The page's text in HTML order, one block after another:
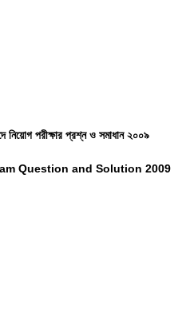
নিয়োগ পরীক্ষার প্রশ্ন ও সমাধান ২০০৯
Question and Solution 2009